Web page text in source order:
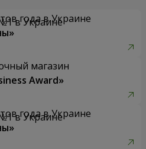
года в Украине
магазин
Award»
года в Украине